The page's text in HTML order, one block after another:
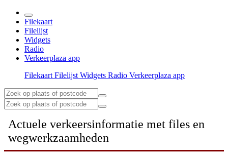
Filekaart
Filelijst
Widgets
Radio
Verkeerplaza app
Filekaart Filelijst Widgets Radio Verkeerplaza app
Actuele verkeersinformatie met files en
wegwerkzaamheden